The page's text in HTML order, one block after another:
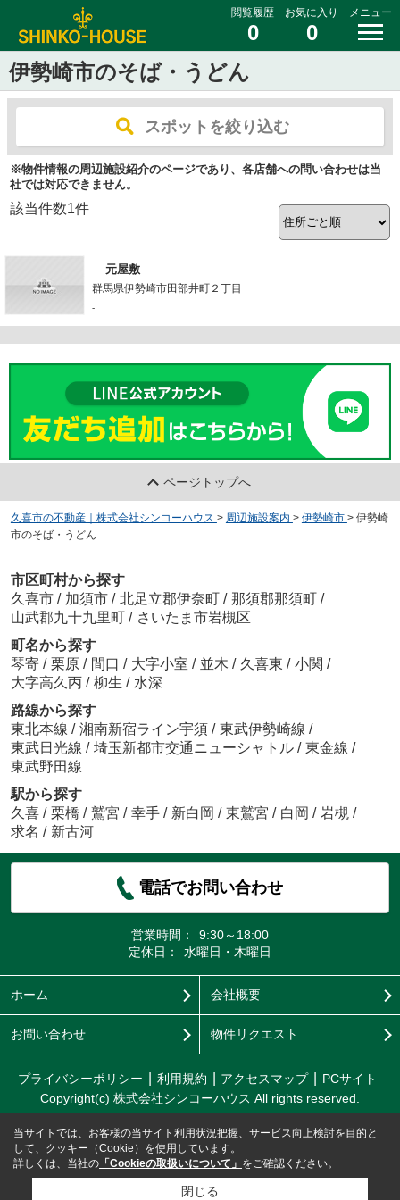
閲覧履歴
0
お気に入り
0
メニュー
伊勢崎市のそば・うどん
スポットを絞り込む
※物件情報の周辺施設紹介のページであり、各店舗への問い合わせは当
社では対応できません。
該当件数1件
元屋敷
群馬県伊勢崎市田部井町２丁目
-
ページトップへ
久喜市の不動産｜株式会社シンコーハウス > 周辺施設案内 > 伊勢崎市 > 伊勢崎
市のそば・うどん
市区町村から探す
久喜市 / 加須市 / 北足立郡伊奈町 / 那須郡那須町 /
山武郡九十九里町 / さいたま市岩槻区
町名から探す
琴寄 / 栗原 / 間口 / 大字小室 / 並木 / 久喜東 / 小関 /
大字高久丙 / 柳生 / 水深
路線から探す
東北本線 / 湘南新宿ライン宇須 / 東武伊勢崎線 /
東武日光線 / 埼玉新都市交通ニューシャトル / 東金線 /
東武野田線
駅から探す
久喜 / 栗橋 / 鷲宮 / 幸手 / 新白岡 / 東鷲宮 / 白岡 / 岩槻 /
求名 / 新古河
電話でお問い合わせ
営業時間：
9:30～18:00
定休日：
水曜日・木曜日
ホーム 会社概要
お問い合わせ 物件リクエスト
プライバシーポリシー 利用規約 アクセスマップ
PCサイト
Copyright(c) 株式会社シンコーハウス All rights reserved.
当サイトでは、お客様の当サイト利用状況把握、サービス向上検討を目的と
して、クッキー（Cookie）を使用しています。
詳しくは、当社の 「Cookieの取扱いについて」 をご確認ください。
閉じる